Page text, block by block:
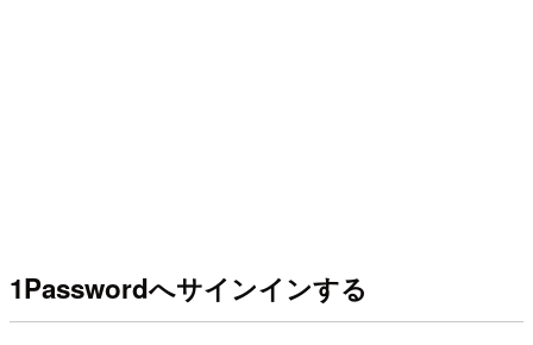
1Passwordへサインインする